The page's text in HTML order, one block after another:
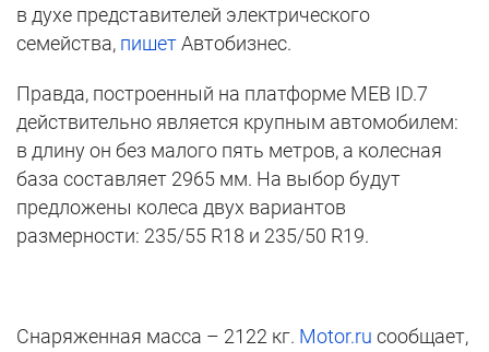
в духе представителей электрического
семейства, пишетАвтобизнес.
Правда, построенный на платформе MEB ID.7
действительно является крупным автомобилем:
в длину он без малого пять метров, а колесная
база составляет 2965 мм. На выбор будут
предложены колеса двух вариантов
размерности: 235/55 R18 и 235/50 R19.
Снаряженная масса – 2122 кг. Motor.ru сообщает,